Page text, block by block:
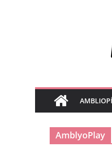
AmblyoPlay